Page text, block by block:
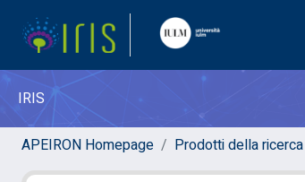
IRIS
APEIRON Homepage Prodotti della ricerca